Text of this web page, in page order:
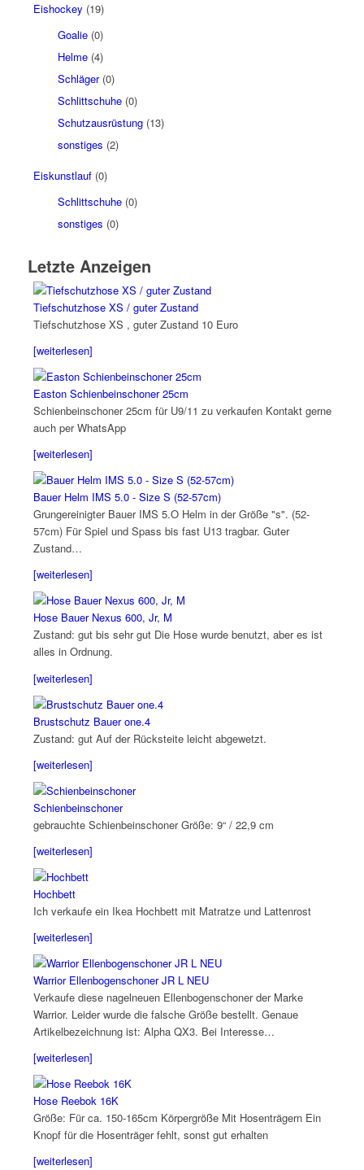
Eishockey (19)
Goalie(0)
Helme(4)
Schläger(0)
Schlittschuhe(0)
Schutzausrüstung(13)
sonstiges (2)
Eiskunstlauf(0)
Schlittschuhe(0)
sonstiges (0)
Letzte Anzeigen
Tiefschutzhose XS / guter Zustand
Tiefschutzhose XS , guter Zustand 10 Euro
[weiterlesen]
Easton Schienbeinschoner 25cm
Schienbeinschoner 25cm für U9/11 zu verkaufen Kontakt gerne
auch per WhatsApp
[weiterlesen]
Bauer Helm IMS 5.0 - Size S (52-57cm)
Grungereinigter Bauer IMS 5.O Helm in der Größe "s". (52-
57cm) Für Spiel und Spass bis fast U13 tragbar. Guter
Zustand…
[weiterlesen]
Hose Bauer Nexus 600, Jr, M
Zustand: gut bis sehr gut Die Hose wurde benutzt, aber es ist
alles in Ordnung.
[weiterlesen]
Brustschutz Bauer one.4
Zustand: gut Auf der Rücksteite leicht abgewetzt.
[weiterlesen]
Schienbeinschoner
gebrauchte Schienbeinschoner Größe: 9“ / 22,9 cm
[weiterlesen]
Hochbett
Ich verkaufe ein Ikea Hochbett mit Matratze und Lattenrost
[weiterlesen]
Warrior Ellenbogenschoner JR L NEU
Verkaufe diese nagelneuen Ellenbogenschoner der Marke
Warrior. Leider wurde die falsche Größe bestellt. Genaue
Artikelbezeichnung ist: Alpha QX3. Bei Interesse…
[weiterlesen]
Hose Reebok 16K
Größe: Für ca. 150-165cm Körpergröße Mit Hosenträgern Ein
Knopf für die Hosenträger fehlt, sonst gut erhalten
[weiterlesen]